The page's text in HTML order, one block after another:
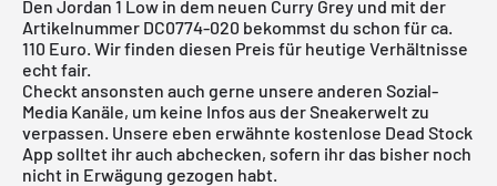
Den Jordan 1 Low in dem neuen Curry Grey und mit der
Artikelnummer DC0774-020 bekommst du schon für ca.
110 Euro. Wir finden diesen Preis für heutige Verhältnisse
echt fair.
Checkt ansonsten auch gerne unsere anderen Sozial-
Media Kanäle, um keine Infos aus der Sneakerwelt zu
verpassen. Unsere eben erwähnte kostenlose Dead Stock
App solltet ihr auch abchecken, sofern ihr das bisher noch
nicht in Erwägung gezogen habt.